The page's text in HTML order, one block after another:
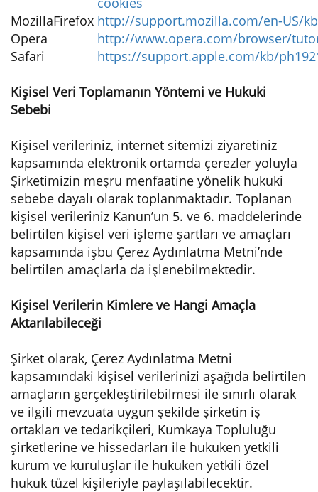
MozillaFirefox http://support.mozilla.com/en-US/
Opera
http://www.opera.com/browser/
Safari
https://support.apple.com/kb/
Kişisel Veri Toplamanın Yöntemi ve Hukuki
Sebebi
Kişisel verileriniz, internet sitemizi ziyaretiniz
kapsamında elektronik ortamda çerezler yoluyla
Şirketimizin meşru menfaatine yönelik hukuki
sebebe dayalı olarak toplanmaktadır. Toplanan
kişisel verileriniz Kanun’un 5. ve 6. maddelerinde
belirtilen kişisel veri işleme şartları ve amaçları
kapsamında işbu Çerez Aydınlatma Metni’nde
belirtilen amaçlarla da işlenebilmektedir.
Kişisel Verilerin Kimlere ve Hangi Amaçla
Aktarılabileceği
Şirket olarak, Çerez Aydınlatma Metni
kapsamındaki kişisel verilerinizi aşağıda belirtilen
amaçların gerçekleştirilebilmesi ile sınırlı olarak
ve ilgili mevzuata uygun şekilde şirketin iş
ortakları ve tedarikçileri, Kumkaya Topluluğu
şirketlerine ve hissedarları ile hukuken yetkili
kurum ve kuruluşlar ile hukuken yetkili özel
hukuk tüzel kişileriyle paylaşılabilecektir.